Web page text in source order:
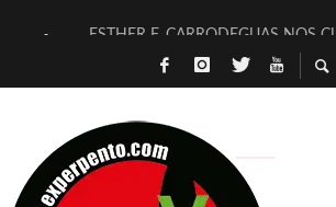
ESTHER F. CARRODEGUAS NOS
[TERRA DE GUAPES] DE
TIMBRE 4, LA ESCUELA DEL
30 AÑOS (NO ES NADA) DE LA